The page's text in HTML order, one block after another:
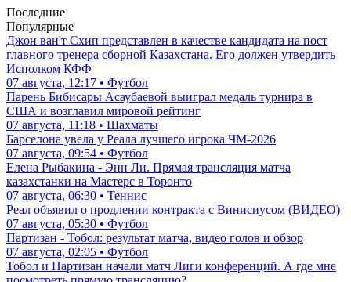
Последние
Популярные
Джон ван'т Схип представлен в качестве кандидата на пост
главного тренера сборной Казахстана. Его должен утвердить
Исполком КФФ
07 августа, 12:17 • Футбол
Парень Бибисары Асаубаевой выиграл медаль турнира в
США и возглавил мировой рейтинг
07 августа, 11:18 • Шахматы
Барселона увела у Реала лучшего игрока ЧМ-2026
07 августа, 09:54 • Футбол
Елена Рыбакина - Энн Ли. Прямая трансляция матча
казахстанки на Мастерс в Торонто
07 августа, 06:30 • Теннис
Реал объявил о продлении контракта с Винисиусом (ВИДЕО)
07 августа, 05:30 • Футбол
Партизан - Тобол: результат матча, видео голов и обзор
07 августа, 02:05 • Футбол
Тобол и Партизан начали матч Лиги конференций. А где мне